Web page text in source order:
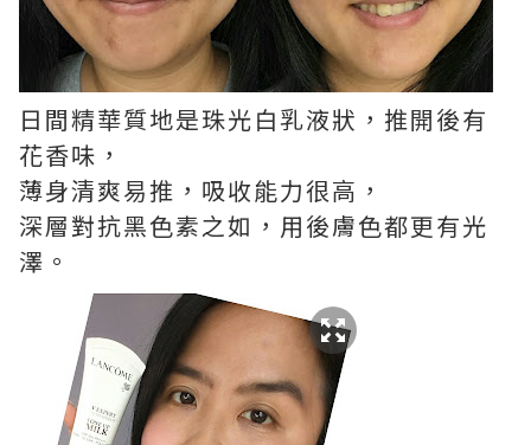
日間精華質地是珠光白乳液狀，推開後有
花香味，
薄身清爽易推，吸收能力很高，
深層對抗黑色素之如，用後膚色都更有光
澤。